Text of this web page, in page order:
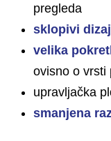
pregleda
sklopivi
velika
ovisno o vrsti
upravljačka
smanjena